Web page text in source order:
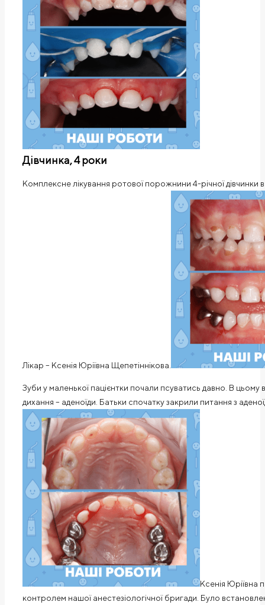
Дівчинка, 4 роки
Комплексне лікування ротової порожнини 4-річної дівчинки
Лікар – Ксенія Юріївна Щепетіннікова.
Зуби у маленької пацієнтки почали псуватись давно. В
дихання – аденоїди. Батьки спочатку закрили питання з
Ксенія Юріївна
контролем нашої анестезіологічної бригади. Було